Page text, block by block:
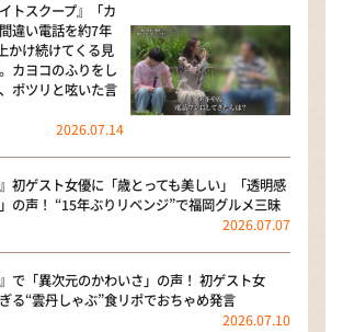
トスクープ』「カ
違い電話を約7年
かけ続けてくる見
カヨコのふりをし
ポツリと呟いた言
2026.07.14
』初ゲスト女優に「歳とっても美しい」「透明感
の声！ “15年ぶりリベンジ”で福岡グルメ三昧
2026.07.07
』で「異次元のかわいさ」の声！ 初ゲスト女
る“雲丹しゃぶ”食リポでおちゃめ発言
2026.07.10